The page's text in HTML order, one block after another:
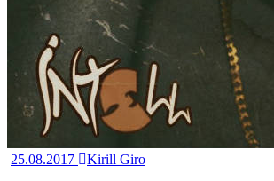
25.08.2017
Kirill Giro